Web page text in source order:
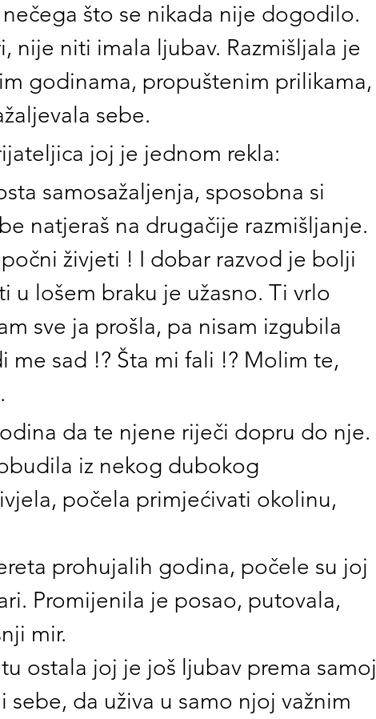
što se nikada nije dogodilo.
nije niti imala ljubav. Razmišljala je
godinama, propuštenim prilikama,
sebe.
joj je jednom rekla:
samosažaljenja, sposobna si
natjeraš na drugačije razmišljanje.
živjeti ! I dobar razvod je bolji
u lošem braku je užasno. Ti vrlo
sve ja prošla, pa nisam izgubila
sad !? Šta mi fali !? Molim te,
da te njene riječi dopru do nje.
iz nekog dubokog
počela primjećivati okolinu,
prohujalih godina, počele su joj
Promijenila je posao, putovala,
mir.
ostala joj je još ljubav prema samoj
sebe, da uživa u samo njoj važnim